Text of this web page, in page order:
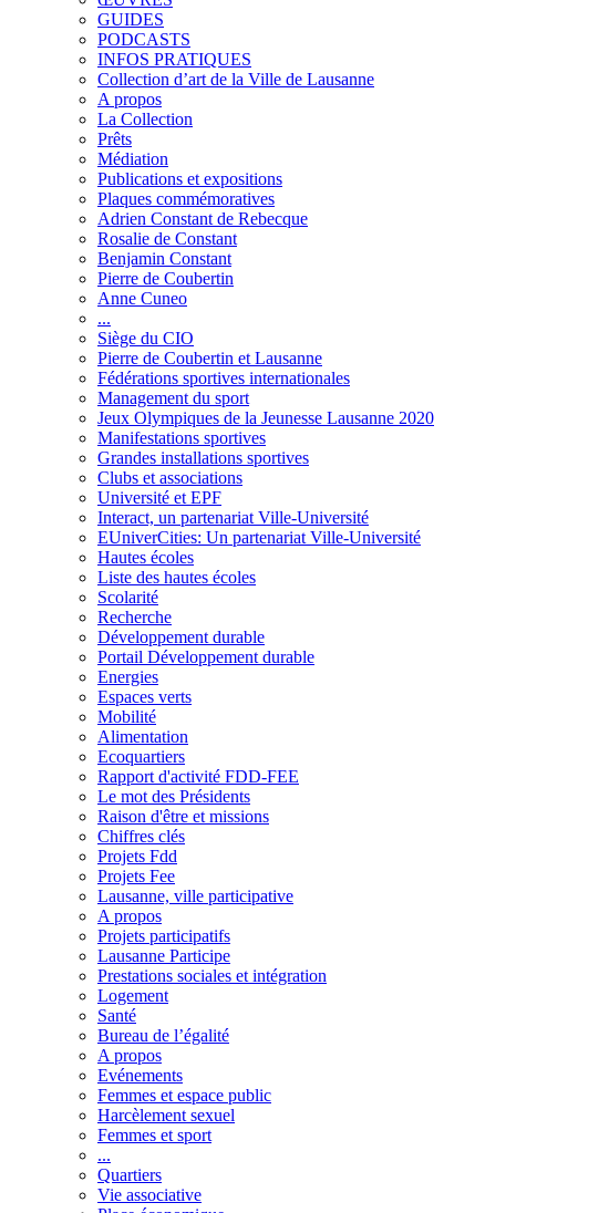
GUIDES
PODCASTS
INFOS PRATIQUES
Collection d’art de la Ville de Lausanne
A propos
La Collection
Prêts
Médiation
Publications et expositions
Plaques commémoratives
Adrien Constant de Rebecque
Rosalie de Constant
Benjamin Constant
Pierre de Coubertin
Anne Cuneo
...
Siège du CIO
Pierre de Coubertin et Lausanne
Fédérations sportives internationales
Management du sport
Jeux Olympiques de la Jeunesse Lausanne 2020
Manifestations sportives
Grandes installations sportives
Clubs et associations
Université et EPF
Interact, un partenariat Ville-Université
EUniverCities: Un partenariat Ville-Université
Hautes écoles
Liste des hautes écoles
Scolarité
Recherche
Développement durable
Portail Développement durable
Energies
Espaces verts
Mobilité
Alimentation
Ecoquartiers
Rapport d'activité FDD-FEE
Le mot des Présidents
Raison d'être et missions
Chiffres clés
Projets Fdd
Projets Fee
Lausanne, ville participative
A propos
Projets participatifs
Lausanne Participe
Prestations sociales et intégration
Logement
Santé
Bureau de l’égalité
A propos
Evénements
Femmes et espace public
Harcèlement sexuel
Femmes et sport
...
Quartiers
Vie associative